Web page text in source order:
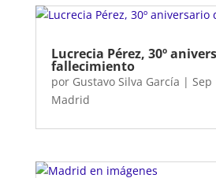
Lucrecia Pérez, 30º
fallecimiento
por Gustavo Silva García | Sep
Madrid